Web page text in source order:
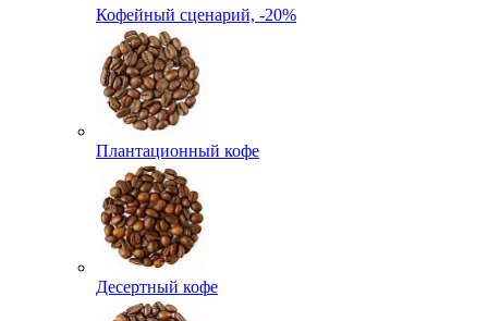
Кофейный сценарий, -20%
Плантационный кофе
Десертный кофе